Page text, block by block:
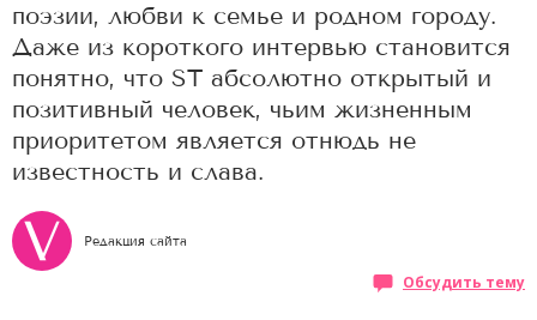
поэзии, любви к семье и родном городу.
Даже из короткого интервью становится
понятно, что ST абсолютно открытый и
позитивный человек, чьим жизненным
приоритетом является отнюдь не
известность и слава.
Редакция сайта
Обсудить тему